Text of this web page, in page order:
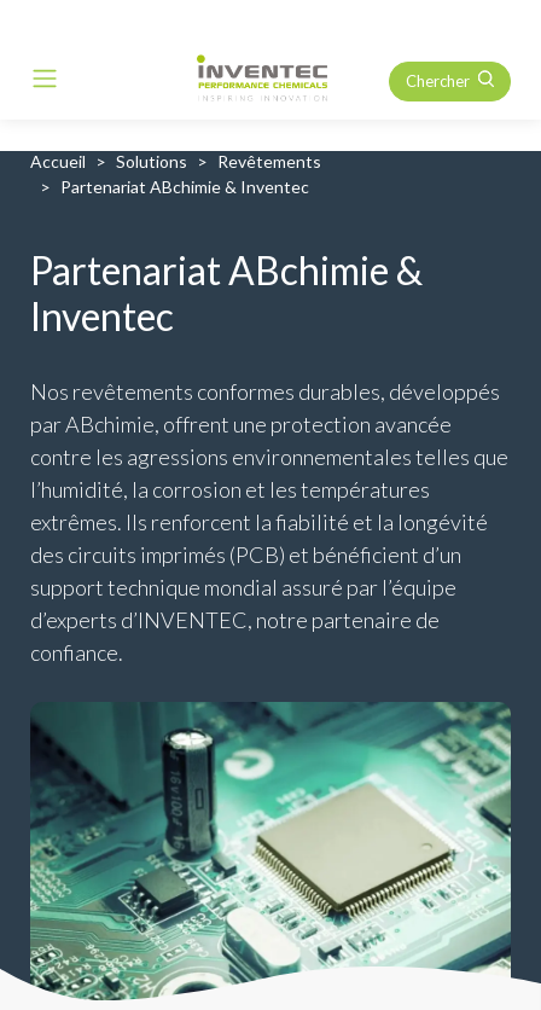
Main Navigation Chercher
Accueil Solutions
Revêtements
Partenariat ABchimie & Inventec
Partenariat ABchimie &
Inventec
Nos revêtements conformes durables, développés
par ABchimie, offrent une protection avancée
contre les agressions environnementales telles que
l’humidité, la corrosion et les températures
extrêmes. Ils renforcent la fiabilité et la longévité
des circuits imprimés (PCB) et bénéficient d’un
support technique mondial assuré par l’équipe
d’experts d’INVENTEC, notre partenaire de
confiance.